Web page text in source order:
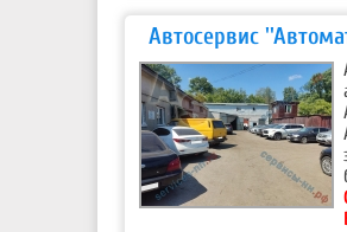
Автосервис